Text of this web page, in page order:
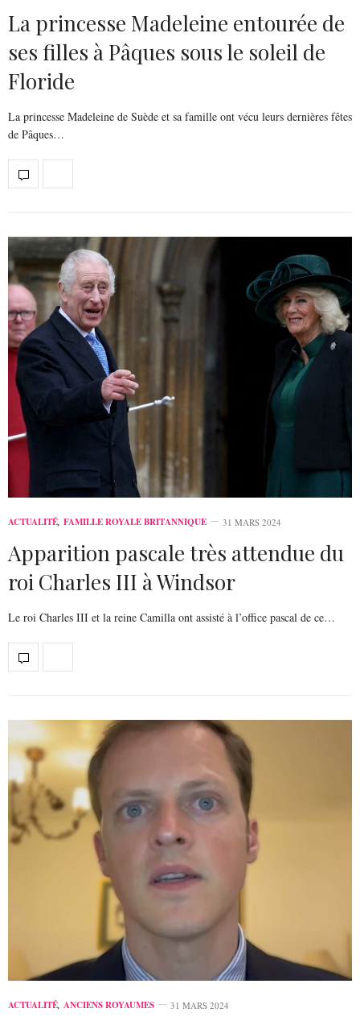
La princesse Madeleine entourée de
ses filles à Pâques sous le soleil de
Floride
La princesse Madeleine de Suède et sa famille ont vécu leurs dernières fêtes
de Pâques…
ACTUALITÉ, FAMILLE ROYALE BRITANNIQUE 31 MARS 2024
Apparition pascale très attendue du
roi Charles III à Windsor
Le roi Charles III et la reine Camilla ont assisté à l’office pascal de ce…
ACTUALITÉ, ANCIENS ROYAUMES 31 MARS 2024